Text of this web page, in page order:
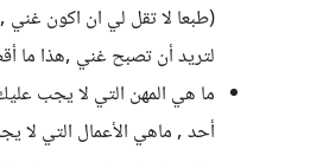
(طبعا لا تقل لي ان اكون
لتريد أن تصبح غني ,هذا ما
ما هي المهن التي لا يجب
أحد , ماهي الأعمال التي لا